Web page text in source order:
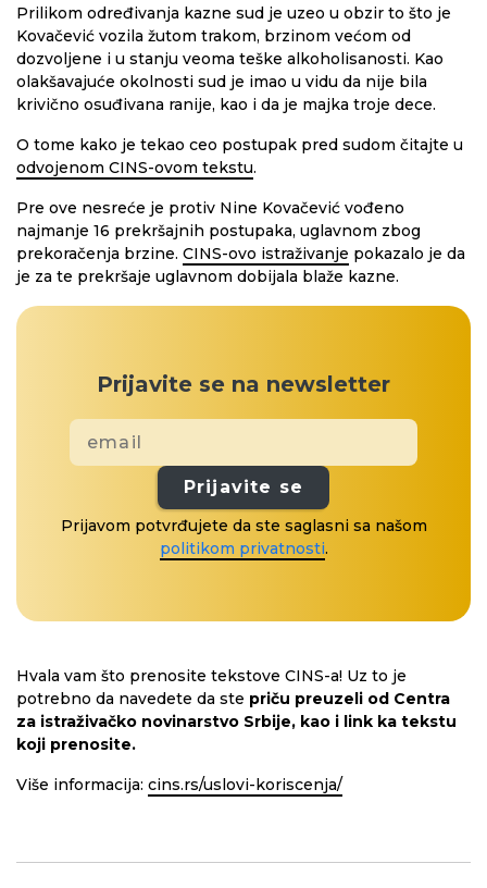
Prilikom određivanja kazne sud je uzeo u obzir to što je
Kovačević vozila žutom trakom, brzinom većom od
dozvoljene i u stanju veoma teške alkoholisanosti. Kao
olakšavajuće okolnosti sud je imao u vidu da nije bila
krivično osuđivana ranije, kao i da je majka troje dece.
O tome kako je tekao ceo postupak pred sudom čitajte u
odvojenom CINS-ovom tekstu.
Pre ove nesreće je protiv Nine Kovačević vođeno
najmanje 16 prekršajnih postupaka, uglavnom zbog
prekoračenja brzine. CINS-ovo istraživanje pokazalo je da
je za te prekršaje uglavnom dobijala blaže kazne.
Prijavite se na newsletter
Prijavite se
Prijavom potvrđujete da ste saglasni sa našom
politikom privatnosti.
Hvala vam što prenosite tekstove CINS-a! Uz to je
potrebno da navedete da ste priču preuzeli od Centra
za istraživačko novinarstvo Srbije, kao i link ka tekstu
koji prenosite.
Više informacija: cins.rs/uslovi-koriscenja/